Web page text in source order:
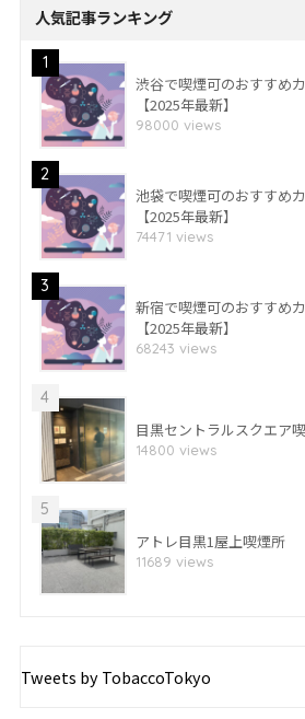
人気記事ランキング
1
渋谷で喫煙可のおすすめ
【2025年最新】
98000 views
2
池袋で喫煙可のおすすめ
【2025年最新】
74471 views
3
新宿で喫煙可のおすすめ
【2025年最新】
68243 views
4
目黒セントラルスクエア
14800 views
5
アトレ目黒1屋上喫煙所
11689 views
Tweets by TobaccoTokyo